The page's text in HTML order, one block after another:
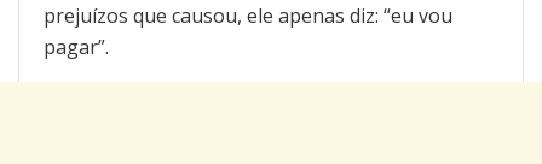
prejuízos que causou, ele apenas diz: “eu vou
pagar”.